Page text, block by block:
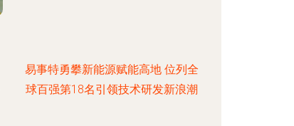
易事特勇攀新能源赋能高地 位列全
球百强第18名引领技术研发新浪潮